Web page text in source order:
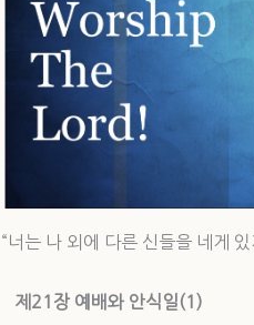
“너는 나 외에 다른 신들을 네게
제21 장 예배와 안식일(1)